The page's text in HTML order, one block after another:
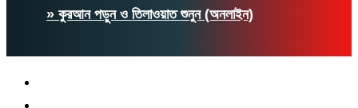
» কুরআন পড়ুন ও তিলাওয়াত শুনুন (অনলাইন)